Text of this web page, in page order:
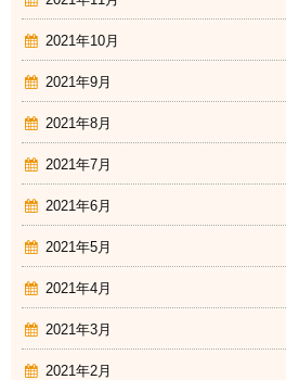
2021年10月
2021年9月
2021年8月
2021年7月
2021年6月
2021年5月
2021年4月
2021年3月
2021年2月